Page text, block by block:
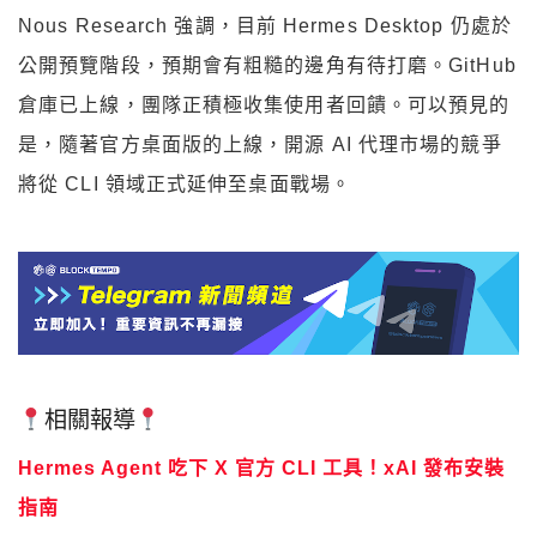
Nous Research 強調，目前 Hermes Desktop 仍處於
公開預覽階段，預期會有粗糙的邊角有待打磨。GitHub
倉庫已上線，團隊正積極收集使用者回饋。可以預見的
是，隨著官方桌面版的上線，開源 AI 代理市場的競爭
將從 CLI 領域正式延伸至桌面戰場。
相關報導
Hermes Agent 吃下 X 官方 CLI 工具！xAI 發布安裝
指南